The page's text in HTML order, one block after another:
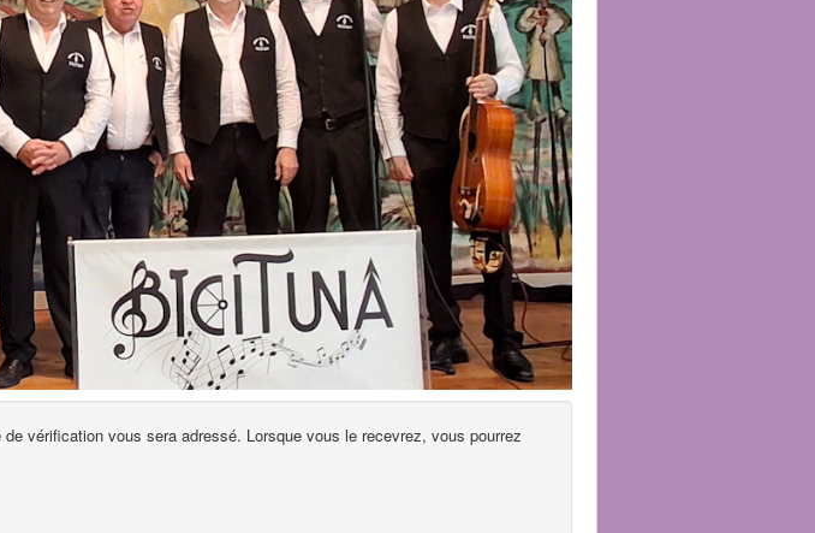
vérification vous sera adressé. Lorsque vous le recevrez, vous pourrez